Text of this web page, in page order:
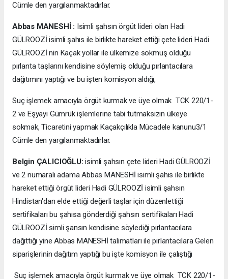
Cümle den yargılanmaktadırlar.
Abbas MANESHİ : Isimli şahsın örgüt lideri olan Hadi
GÜLROOZİ isimli şahıs ile birlikte hareket ettiği çete lideri Hadi
GÜLROOZİ nin Kaçak yollar ile ülkemize sokmuş olduğu
pırlanta taşlarını kendisine söylemiş olduğu pırlantacılara
dağıtımını yaptığı ve bu işten komisyon aldığı,
Suç işlemek amacıyla örgüt kurmak ve üye olmak TCK 220/1-
2 ve Eşyayı Gümrük işlemlerine tabi tutmaksızın ülkeye
sokmak, Ticaretini yapmak Kaçakçılıkla Mücadele kanunu3/1
Cümle den yargılanmaktadırlar.
Belgin ÇALICIOĞLU: isimli şahsın çete lideri Hadi GÜLROOZİ
ve 2 numaralı adama Abbas MANESHİ isimli şahıs ile birlikte
hareket ettiği örgüt lideri Hadi GÜLROOZİ isimli şahsın
Hindistan'dan elde ettiği değerli taşlar için düzenlettiği
sertifikaları bu şahısa gönderdiği şahsın sertifikaları Hadi
GÜLROOZİ simli şansın kendisine söylediği pırlantacılara
dağıttığı yine Abbas MANESHİ talimatları ile pırlantacılara Gelen
siparişlerinin dağıtım yaptığı bu işte komisyon ile çalıştığı
Suç işlemek amacıyla örgüt kurmak ve üye olmak TCK 220/1-